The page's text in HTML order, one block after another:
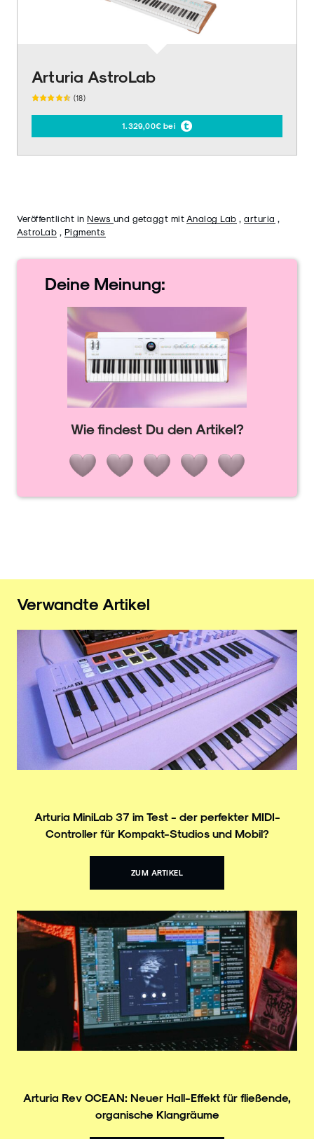
Arturia AstroLab
(18)
1.329,00€ bei
Veröffentlicht in News und getaggt mit Analog Lab , arturia ,
AstroLab , Pigments
Deine Meinung:
Wie findest Du den Artikel?
Verwandte Artikel
Arturia MiniLab 37 im Test - der perfekter MIDI-
Controller für Kompakt-Studios und Mobil?
ZUM ARTIKEL
Arturia Rev OCEAN: Neuer Hall-Effekt für fließende,
organische Klangräume